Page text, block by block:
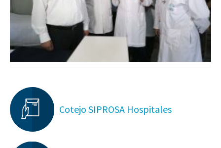
Cotejo SIPROSA Hospitales